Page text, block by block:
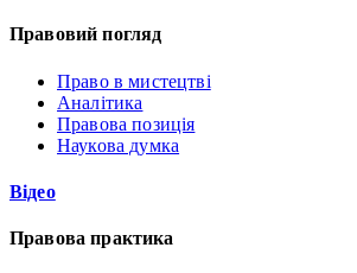
Правовий погляд
Право в мистецтві
Аналітика
Правова позиція
Наукова думка
Відео
Правова практика